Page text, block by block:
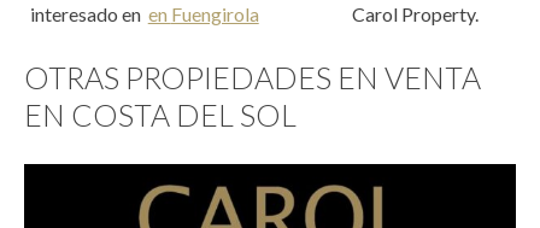
interesado en en Fuengirola
Carol Property.
OTRAS PROPIEDADES EN VENTA
EN COSTA DEL SOL